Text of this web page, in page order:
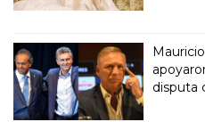
disputa